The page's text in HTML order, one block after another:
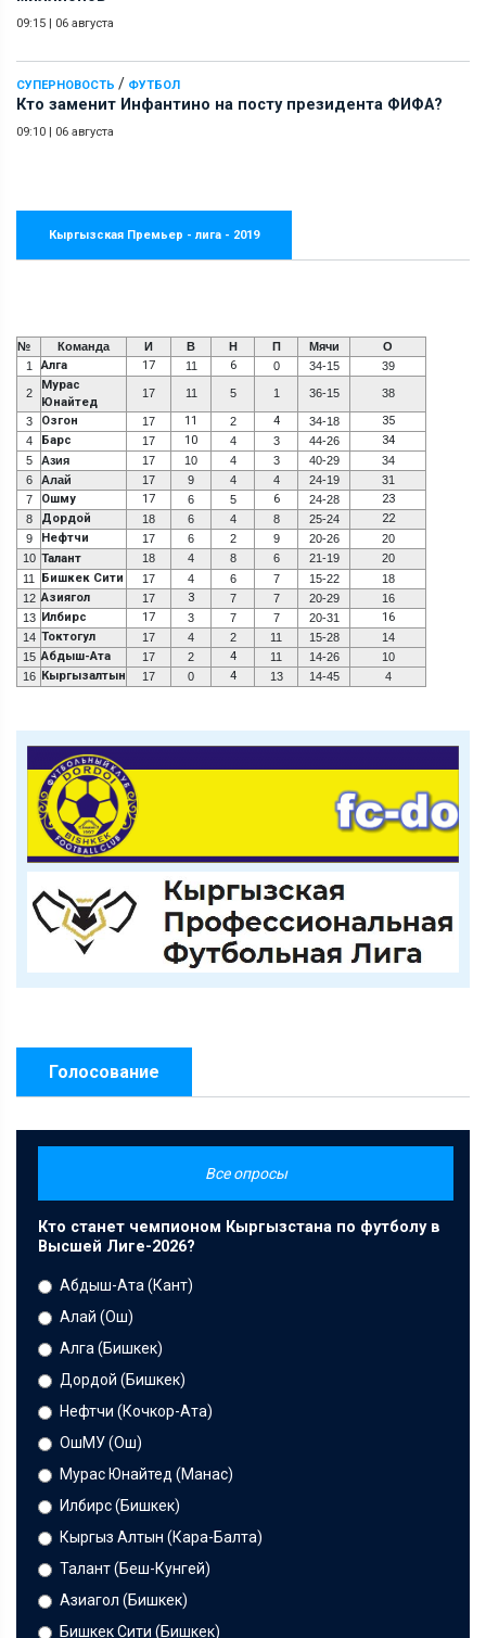
09:15 06 августа
СУПЕРНОВОСТЬ / ФУТБОЛ
Кто заменит Инфантино на посту президента ФИФА?
09:10 06 августа
Кыргызская Премьер - лига - 2019
№ Команда И В Н П Мячи
О
1
Алга 17 11 6 0 34-15 39
2
Мурас
Юнайтед
17 11 5 1 36-15 38
3 Озгон 17 11 2 4 34-18 35
4 Барс 17 10 4 3 44-26 34
5 Азия 17 10 4 3 40-29
34
6
Алай 17 9 4 4 24-19
31
7
Ошму 17 6 5 6 24-28 23
8 Дордой 18 6 4 8 25-24 22
9 Нефтчи 17 6 2 9 20-26
20
10 Талант 18 4 8 6 21-19
20
11
Бишкек Сити 17 4 6 7 15-22
18
12 Азиягол 17 3 7 7 20-29
16
13
Илбирс 17 3 7 7 20-31 16
14 Токтогул 17 4 2 11 15-28
14
15 Абдыш-Ата 17 2 4 11 14-26
10
16
Кыргызалтын 17 0 4 13 14-45 4
Голосование
Все опросы
Кто станет чемпионом Кыргызстана по футболу в
Высшей Лиге-2026?
Абдыш-Ата (Кант)
Алай (Ош)
Алга (Бишкек)
Дордой (Бишкек)
Нефтчи (Кочкор-Ата)
ОшМУ (Ош)
Мурас Юнайтед (Манас)
Илбирс (Бишкек)
Кыргыз Алтын (Кара-Балта)
Талант (Беш-Кунгей)
Азиагол (Бишкек)
Бишкек Сити (Бишкек)